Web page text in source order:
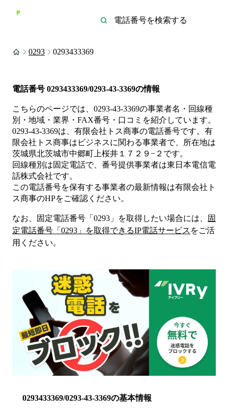
0293 0293433369
電話番号 0293433369/0293-43-3369の情報
こちらのページでは、 0293-43-3369の事業者名・回線種
別・地域・業界・FAX番号・口コミを紹介しています。
0293-43-3369は、 有限会社トス商事の電話番号です。 有
限会社トス商事は ビジネスに関わる事業者で、所在地は
茨城県北茨城市中郷町上桜井１７２９−２ です。
回線種別は固定電話で、番号提供事業者は東日本電信電
話株式会社です。
この電話番号を保有する事業者の最新情報は有限会社ト
ス商事のHPをご確認ください。
なお、固定電話番号「 0293 」を取得したい場合には、
固
定電話番号「 0293 」を取得できるIP電話サービス をご活
用ください。
0293433369/0293-43-3369の基本情報